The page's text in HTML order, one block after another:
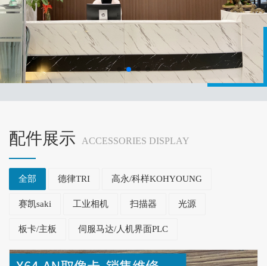
配件展示 ACCESSORIES DISPLAY
全部 德律TRI 高永/科样KOHYOUNG
赛凯saki 工业相机 扫描器 光源
板卡/主板 伺服马达/人机界面PLC